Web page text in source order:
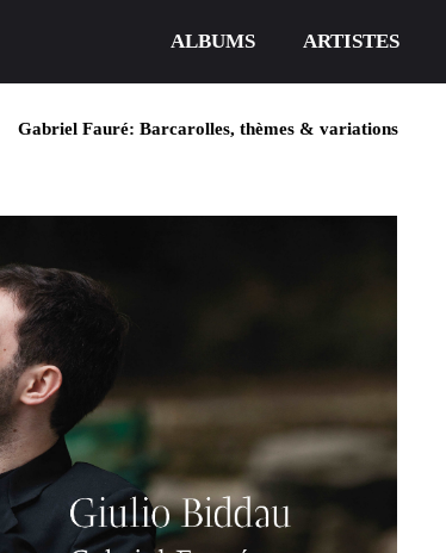
ALBUMS ARTISTES
Gabriel Faur​é​: Barcarolles, th​è​mes & variations